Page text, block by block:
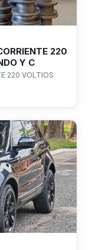
220
Y C
220 VOLTIOS